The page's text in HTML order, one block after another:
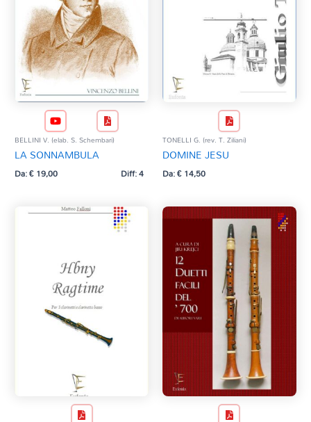
BELLINI V. (elab. S. Schembari)
LA SONNAMBULA
Da:€19,00 Diff: 4
TONELLI G. (rev. T. Ziliani)
DOMINE JESU
Da:€14,50